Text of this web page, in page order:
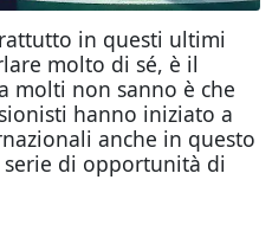
in questi ultimi
molto di sé, è il
molti non sanno è che
hanno iniziato a
anche in questo
di opportunità di